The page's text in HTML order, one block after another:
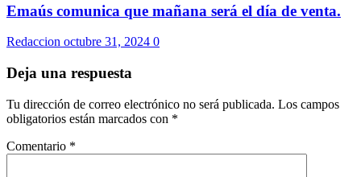
Emaús comunica que mañana será el día de venta.
Redaccion octubre 31, 2024 0
Deja una respuesta
Tu dirección de correo electrónico no será publicada. Los campos
obligatorios están marcados con *
Comentario *